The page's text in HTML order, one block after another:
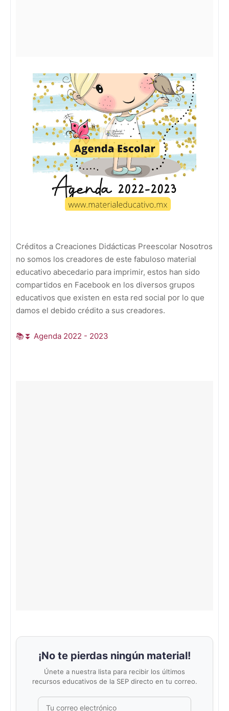
Créditos a Creaciones Didácticas Preescolar Nosotros
no somos los creadores de este fabuloso material
educativo abecedario para imprimir, estos han sido
compartidos en Facebook en los diversos grupos
educativos que existen en esta red social por lo que
damos el debido crédito a sus creadores.
📚⏬ Agenda 2022 - 2023
¡No te pierdas ningún material!
Únete a nuestra lista para recibir los últimos
recursos educativos de la SEP directo en tu correo.
No completar este campo